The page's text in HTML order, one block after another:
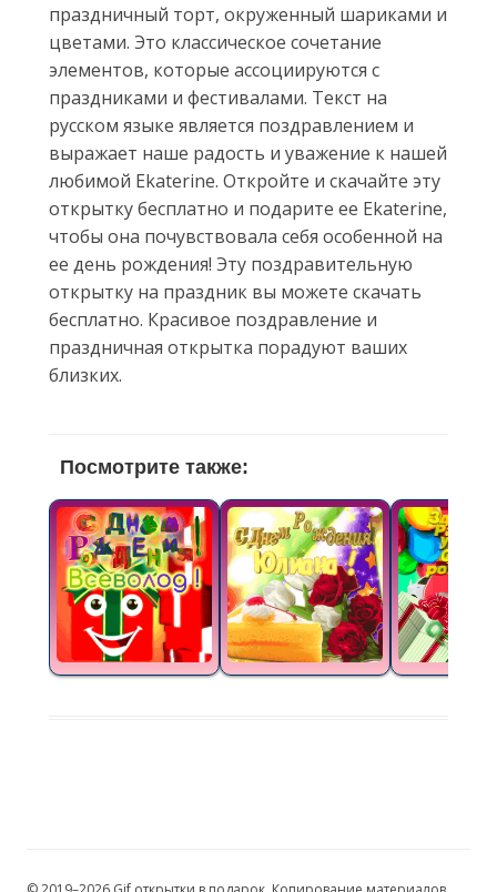
праздничный торт, окруженный шариками и
цветами. Это классическое сочетание
элементов, которые ассоциируются с
праздниками и фестивалами. Текст на
русском языке является поздравлением и
выражает наше радость и уважение к нашей
любимой Ekaterine. Откройте и скачайте эту
открытку бесплатно и подарите ее Ekaterine,
чтобы она почувствовала себя особенной на
ее день рождения! Эту поздравительную
открытку на праздник вы можете скачать
бесплатно. Красивое поздравление и
праздничная открытка порадуют ваших
близких.
Посмотрите также: